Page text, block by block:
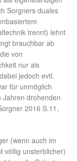
Sorgners duales
trennt) lehnt
brauchbar ab
von
nur als
jedoch evtl.
für unmöglich
drohenden
2016 S.11,
(wenn auch im
völlig unsterblicher)